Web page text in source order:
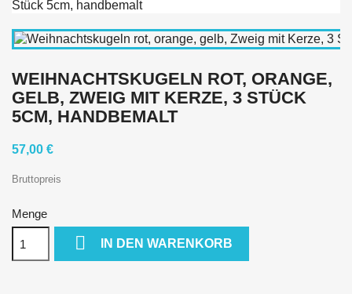
WEIHNACHTSKUGELN ROT, ORANGE,
GELB, ZWEIG MIT KERZE, 3 STÜCK
5CM, HANDBEMALT
57,00 €
Bruttopreis
Menge
 IN DEN WARENKORB